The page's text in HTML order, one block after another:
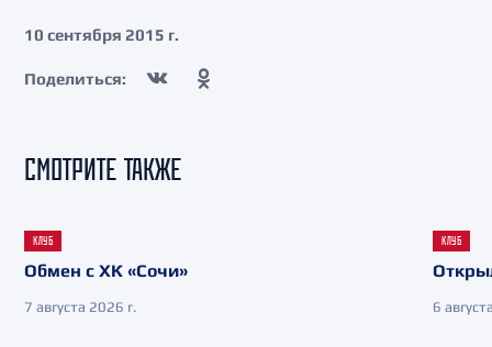
10 сентября 2015 г.
Поделиться:
СМОТРИТЕ ТАКЖЕ
КЛУБ
Обмен с ХК «Сочи»
7 августа 2026 г.
КЛУБ
6